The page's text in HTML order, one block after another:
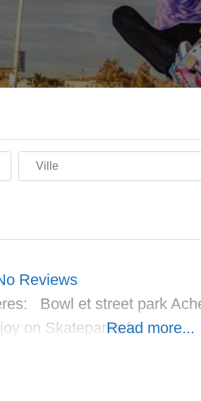
Ville
Reviews
Bowl et street park
on Skateparks.fr.Read more...